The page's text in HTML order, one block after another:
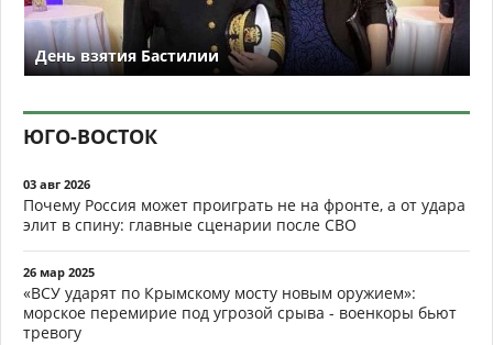
День взятия Бастилии
ЮГО-ВОСТОК
03 авг 2026
Почему Россия может проиграть не на фронте, а от удара
элит в спину: главные сценарии после СВО
26 мар 2025
«ВСУ ударят по Крымскому мосту новым оружием»:
морское перемирие под угрозой срыва - военкоры бьют
тревогу